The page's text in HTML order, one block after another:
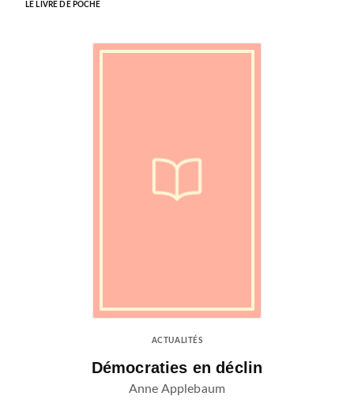
LE LIVRE DE POCHE
ACTUALITÉS
Démocraties en déclin
Anne Applebaum